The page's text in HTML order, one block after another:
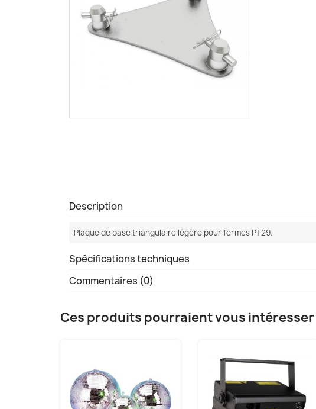
Description
Plaque de base triangulaire légère pour fermes PT29.
Spécifications techniques
Commentaires (0)
Ces produits pourraient vous intéresser